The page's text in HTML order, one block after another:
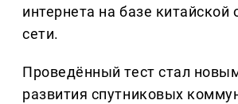
интернета на базе китайской
сети.
Проведённый тест стал
развития спутниковых